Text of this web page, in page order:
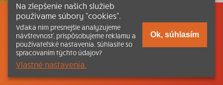
Listovať Obsah Dokumenty a články
Kontakt Tlačená verzia Katechizmu
© 2026 katechizmus.sk |
funguje aj vďaka kresťanskému kníhkupectvu
Na zlepšenie našich služieb
používame súbory “cookies”.
Vďaka nim presnejšie analyzujeme
návštevnosť, prispôsobujeme reklamu a
používateľské nastavenia. Súhlasíte so
spracovaním týchto údajov?
Vlastné nastavenia.
Ok, súhlasím